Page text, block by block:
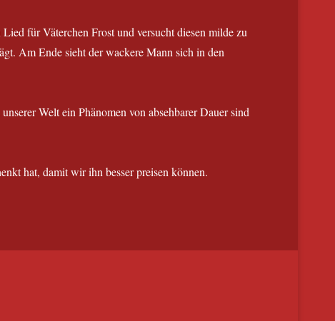
für Väterchen Frost und versucht diesen milde zu
Am Ende sieht der wackere Mann sich in den
Welt ein Phänomen von absehbarer Dauer sind
hat, damit wir ihn besser preisen können.